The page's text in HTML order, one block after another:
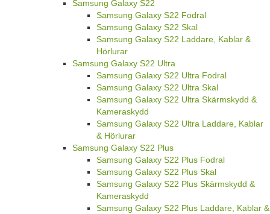
Samsung Galaxy S22
Samsung Galaxy S22 Fodral
Samsung Galaxy S22 Skal
Samsung Galaxy S22 Laddare, Kablar &
Hörlurar
Samsung Galaxy S22 Ultra
Samsung Galaxy S22 Ultra Fodral
Samsung Galaxy S22 Ultra Skal
Samsung Galaxy S22 Ultra Skärmskydd &
Kameraskydd
Samsung Galaxy S22 Ultra Laddare, Kablar
& Hörlurar
Samsung Galaxy S22 Plus
Samsung Galaxy S22 Plus Fodral
Samsung Galaxy S22 Plus Skal
Samsung Galaxy S22 Plus Skärmskydd &
Kameraskydd
Samsung Galaxy S22 Plus Laddare, Kablar &